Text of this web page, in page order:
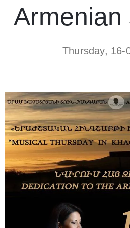
Armenian
Thursday, 16-